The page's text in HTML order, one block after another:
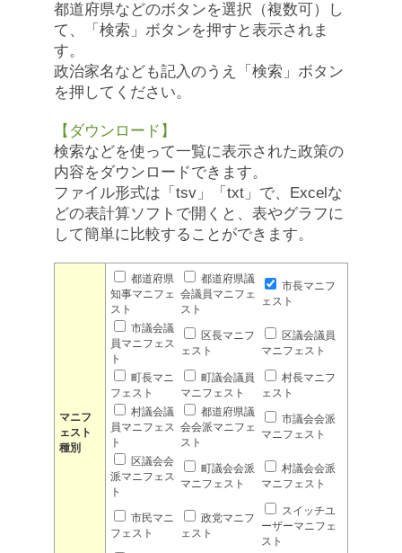
都道府県などのボタンを選択（複数可）し
て、「検索」ボタンを押すと表示されま
す。
政治家名なども記入のうえ「検索」ボタン
を押してください。
【ダウンロード】
検索などを使って一覧に表示された政策の
内容をダウンロードできます。
ファイル形式は「tsv」「txt」で、Excelな
どの表計算ソフトで開くと、表やグラフに
して簡単に比較することができます。
マニフ
ェスト
種別
都道府県
知事マニフェ
スト
都道府県議
会議員マニフェ
スト
市長マニフ
ェスト
市議会議
員マニフェス
ト
区長マニフ
ェスト
区議会議員
マニフェスト
町長マニ
フェスト
町議会議員
マニフェスト
村長マニフ
ェスト
村議会議
員マニフェス
ト
都道府県議
会会派マニフェ
スト
市議会会派
マニフェスト
区議会会
派マニフェス
ト
町議会会派
マニフェスト
村議会会派
マニフェスト
市民マニ
フェスト
政党マニフ
ェスト
スイッチユ
ーザーマニフェ
スト